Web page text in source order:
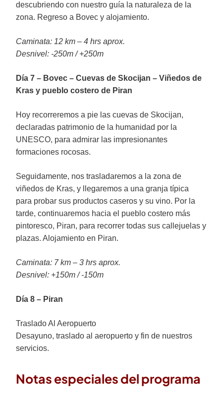
descubriendo con nuestro guía la naturaleza de la
zona. Regreso a Bovec y alojamiento.
Caminata: 12 km – 4 hrs aprox.
Desnivel: -250m / +250m
Día 7 – Bovec – Cuevas de Skocijan – Viñedos de
Kras y pueblo costero de Piran
Hoy recorreremos a pie las cuevas de Skocijan,
declaradas patrimonio de la humanidad por la
UNESCO, para admirar las impresionantes
formaciones rocosas.
Seguidamente, nos trasladaremos a la zona de
viñedos de Kras, y llegaremos a una granja típica
para probar sus productos caseros y su vino. Por la
tarde, continuaremos hacia el pueblo costero más
pintoresco, Piran, para recorrer todas sus callejuelas y
plazas. Alojamiento en Piran.
Caminata: 7 km – 3 hrs aprox.
Desnivel: +150m / -150m
Día 8 – Piran
Traslado Al Aeropuerto
Desayuno, traslado al aeropuerto y fin de nuestros
servicios.
Notas especiales del programa